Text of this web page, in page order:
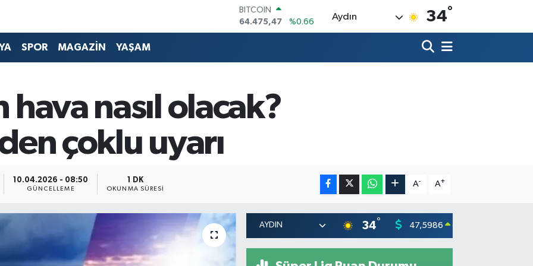
DOLAR
47,5986
%0.06
EURO
6518.23
%0.39
BİST100
13.703
%0
Aydın 34°
SPOR MAGAZİN YAŞAM
nasıl olacak?
çoklu uyarı
10.04.2026 - 08:50
GÜNCELLEME
1 DK
OKUNMA SÜRESI
A- A+
34° 47,5986 0.06